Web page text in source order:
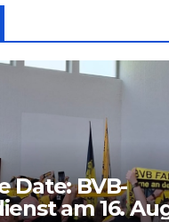
Date: BVB-
am 16.